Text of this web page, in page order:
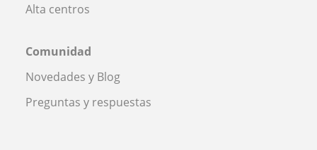
Alta centros
Comunidad
Novedades y Blog
Preguntas y respuestas